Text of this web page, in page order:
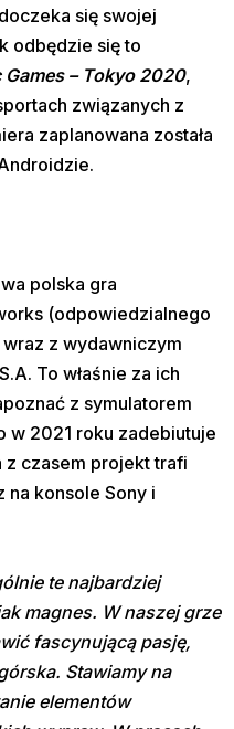
się swojej
odbędzie się to
– Tokyo 2020,
związanych z
zaplanowana została
polska gra
(odpowiedzialnego
z wydawniczym
To właśnie za ich
z symulatorem
2021 roku zadebiutuje
z czasem projekt trafi
na konsole Sony i
te najbardziej
magnes. W naszej grze
fascynującą pasję,
Stawiamy na
elementów